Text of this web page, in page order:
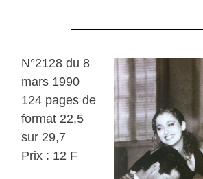
N°2128 du 8
mars 1990
124 pages de
format 22,5
sur 29,7
Prix : 12 F